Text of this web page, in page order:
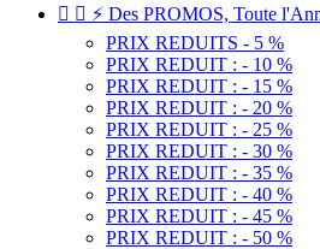
  ⚡ Des PROMOS, Toute
PRIX REDUITS - 5 %
PRIX REDUIT : - 10 %
PRIX REDUIT : - 15 %
PRIX REDUIT : - 20 %
PRIX REDUIT : - 25 %
PRIX REDUIT : - 30 %
PRIX REDUIT : - 35 %
PRIX REDUIT : - 40 %
PRIX REDUIT : - 45 %
PRIX REDUIT : - 50 %